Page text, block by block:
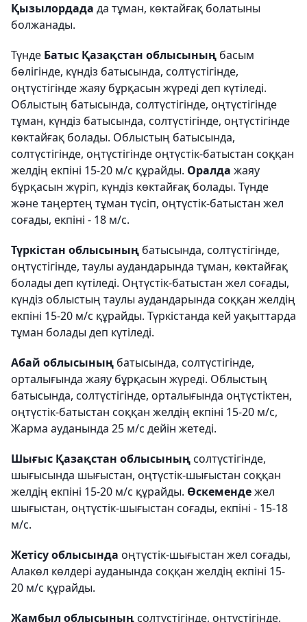
Қызылордада да тұман, көктайғақ болатыны
болжанады.
Түнде Батыс Қазақстан облысының басым
бөлігінде, күндіз батысында, солтүстігінде,
оңтүстігінде жаяу бұрқасын жүреді деп күтіледі.
Облыстың батысында, солтүстігінде, оңтүстігінде
тұман, күндіз батысында, солтүстігінде, оңтүстігінде
көктайғақ болады. Облыстың батысында,
солтүстігінде, оңтүстігінде оңтүстік-батыстан соққан
желдің екпіні 15-20 м/с құрайды. Оралда жаяу
бұрқасын жүріп, күндіз көктайғақ болады. Түнде
және таңертең тұман түсіп, оңтүстік-батыстан жел
соғады, екпіні - 18 м/с.
Түркістан облысының батысында, солтүстігінде,
оңтүстігінде, таулы аудандарында тұман, көктайғақ
болады деп күтіледі. Оңтүстік-батыстан жел соғады,
күндіз облыстың таулы аудандарында соққан желдің
екпіні 15-20 м/с құрайды. Түркістанда кей уақыттарда
тұман болады деп күтіледі.
Абай облысының батысында, солтүстігінде,
орталығында жаяу бұрқасын жүреді. Облыстың
батысында, солтүстігінде, орталығында оңтүстіктен,
оңтүстік-батыстан соққан желдің екпіні 15-20 м/с,
Жарма ауданында 25 м/с дейін жетеді.
Шығыс Қазақстан облысыныңсолтүстігінде,
шығысында шығыстан, оңтүстік-шығыстан соққан
желдің екпіні 15-20 м/с құрайды. Өскемендежел
шығыстан, оңтүстік-шығыстан соғады, екпіні - 15-18
м/с.
Жетісу облысында оңтүстік-шығыстан жел соғады,
Алакөл көлдері ауданында соққан желдің екпіні 15-
20 м/с құрайды.
Жамбыл облысыныңсолтүстігінде, оңтүстігінде,